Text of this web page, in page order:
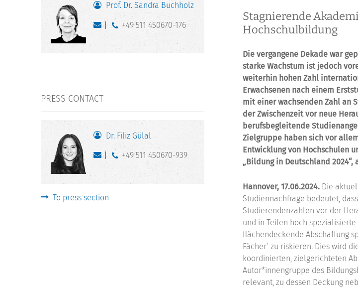
Stagnierende
Hochschulbildung
Die vergangene Dekade war
starke Wachstum ist jedoch
weiterhin hohen Zahl
Erwachsenen nach einem
mit einer wachsenden Zahl an
der Zwischenzeit vor neue
berufsbegleitende
Zielgruppe haben sich vor
Entwicklung von Hochschulen
„Bildung in Deutschland
Hannover, 17.06.2024. Die
Studiennachfrage bedeutet,
Studierendenzahlen vor der
und in Teilen hoch
flächendeckende Abschaffung
Fächer‘ zu riskieren. Dies wird
koordinierten, zielgerichteten
Autor*innengruppe des
relevant, zu dessen Deckung
Prof. Dr. Sandra Buchholz
+49 511 450670-176
PRESS CONTACT
Dr. Filiz Gülal
+49 511 450670-939
To press section